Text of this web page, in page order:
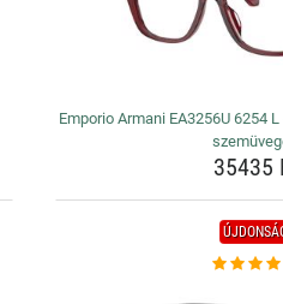
Emporio Armani EA3256U 6254
35435